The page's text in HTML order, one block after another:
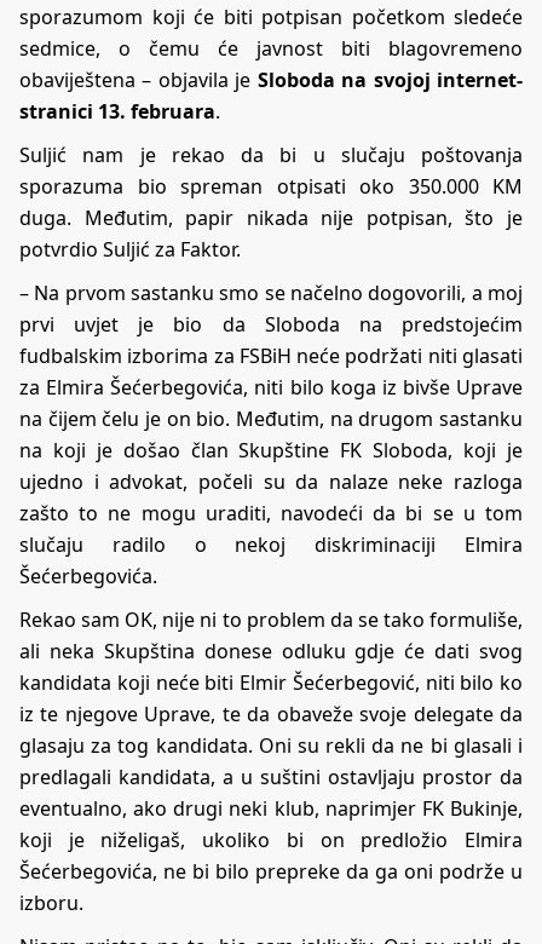
sporazumom koji će biti potpisan početkom sledeće
sedmice, o čemu će javnost biti blagovremeno
obaviještena – objavila je Sloboda na svojoj internet-
stranici 13. februara.
Suljić nam je rekao da bi u slučaju poštovanja
sporazuma bio spreman otpisati oko 350.000 KM
duga. Međutim, papir nikada nije potpisan, što je
potvrdio Suljić za Faktor.
– Na prvom sastanku smo se načelno dogovorili, a moj
prvi uvjet je bio da Sloboda na predstojećim
fudbalskim izborima za FSBiH neće podržati niti glasati
za Elmira Šećerbegovića, niti bilo koga iz bivše Uprave
na čijem čelu je on bio. Međutim, na drugom sastanku
na koji je došao član Skupštine FK Sloboda, koji je
ujedno i advokat, počeli su da nalaze neke razloga
zašto to ne mogu uraditi, navodeći da bi se u tom
slučaju radilo o nekoj diskriminaciji Elmira
Šećerbegovića.
Rekao sam OK, nije ni to problem da se tako formuliše,
ali neka Skupština donese odluku gdje će dati svog
kandidata koji neće biti Elmir Šećerbegović, niti bilo ko
iz te njegove Uprave, te da obaveže svoje delegate da
glasaju za tog kandidata. Oni su rekli da ne bi glasali i
predlagali kandidata, a u suštini ostavljaju prostor da
eventualno, ako drugi neki klub, naprimjer FK Bukinje,
koji je niželigaš, ukoliko bi on predložio Elmira
Šećerbegovića, ne bi bilo prepreke da ga oni podrže u
izboru.